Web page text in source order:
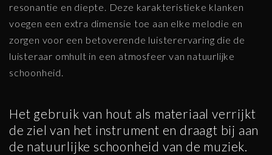
resonantie en diepte. Deze karakteristieke klanken
voegen een extra dimensie toe aan elke melodie en
zorgen voor een betoverende luisterervaring die de
luisteraar omhult in een atmosfeer van natuurlijke
schoonheid.
Het gebruik van hout als materiaal verrijkt
de ziel van het instrument en draagt bij aan
de natuurlijke schoonheid van de muziek.